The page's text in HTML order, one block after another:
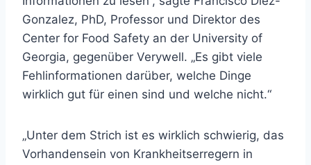
Gonzalez, PhD, Professor und Direktor des
Center for Food Safety an der University of
Georgia, gegenüber Verywell. „Es gibt viele
Fehlinformationen darüber, welche Dinge
wirklich gut für einen sind und welche nicht.“
„Unter dem Strich ist es wirklich schwierig, das
Vorhandensein von Krankheitserregern in